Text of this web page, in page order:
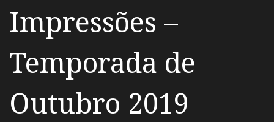
Impressões –
Temporada de
Outubro 2019